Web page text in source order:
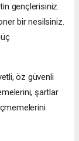
gençlerisiniz.
bir nesilsiniz.
öz güvenli
şartlar